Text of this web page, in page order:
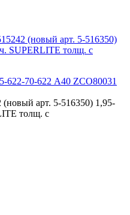
(новый арт. 5-516350)
SUPERLITE толщ. с
622-70-622 А40 ZCO80031
арт. 5-516350) 1,95-
толщ. с